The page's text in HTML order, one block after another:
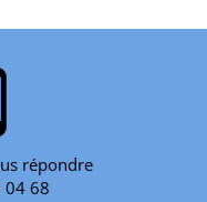
répondre
04 68